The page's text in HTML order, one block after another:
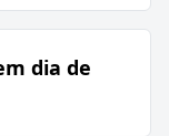
dia de